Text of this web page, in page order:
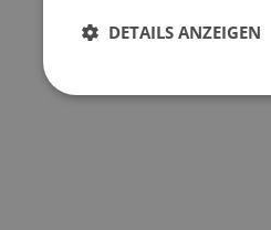
DETAILS ANZEIGEN